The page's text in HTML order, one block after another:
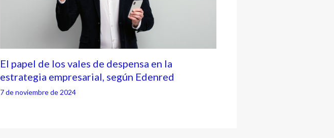
El papel de los vales de despensa en la
estrategia empresarial, según Edenred
7 de noviembre de 2024